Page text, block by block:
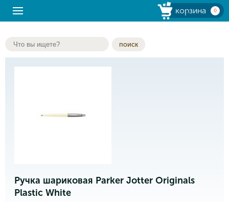
корзина 0
поиск
Ручка шариковая Parker Jotter Originals
Plastic White